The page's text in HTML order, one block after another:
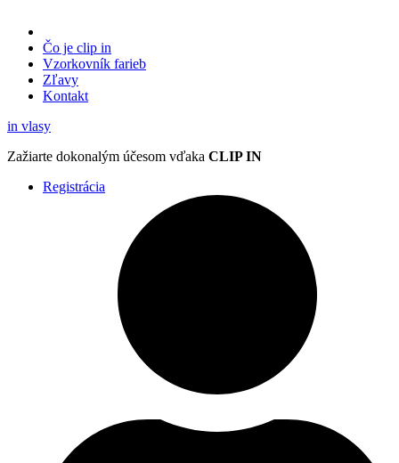
Čo je clip in
Vzorkovník farieb
Zľavy
Kontakt
in vlasy
Zažiarte dokonalým účesom vďaka CLIP IN
Registrácia